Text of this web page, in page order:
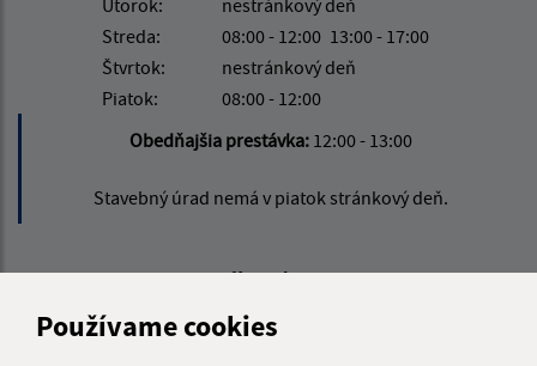
Používame cookies
Utorok:
nestránkový deň
Streda:
08:00 - 12:00 13:00 - 17:00
Štvrtok:
nestránkový deň
Piatok:
08:00 - 12:00
Obedňajšia prestávka: 12:00 - 13:00
Stavebný úrad nemá v piatok stránkový deň.
Kontakt:
Obecný úrad Rovinka